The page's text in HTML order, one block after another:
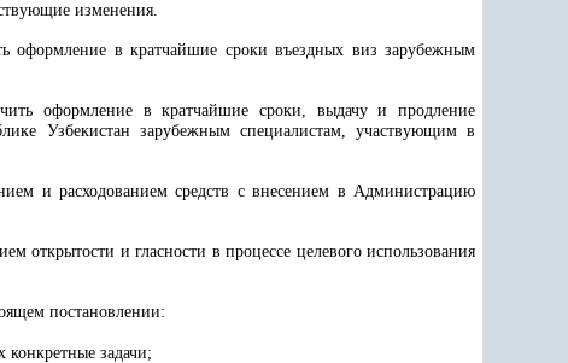
изменения.
оформление в кратчайшие сроки въездных виз зарубежным
оформление в кратчайшие сроки, выдачу и продление
Узбекистан зарубежным специалистам, участвующим в
и расходованием средств с внесением в Администрацию
открытости и гласности в процессе целевого использования
постановлении:
конкретные задачи;